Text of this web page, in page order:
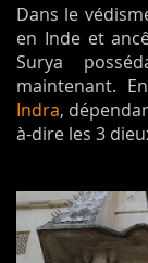
Dans le
en Inde et
Surya
maintenant.
Indra,
à-dire les 3